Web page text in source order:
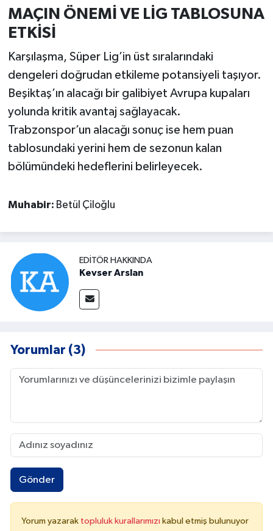
MAÇIN ÖNEMİ VE LİG TABLOSUNA
ETKİSİ
Karşılaşma, Süper Lig’in üst sıralarındaki
dengeleri doğrudan etkileme potansiyeli taşıyor.
Beşiktaş’ın alacağı bir galibiyet Avrupa kupaları
yolunda kritik avantaj sağlayacak.
Trabzonspor’un alacağı sonuç ise hem puan
tablosundaki yerini hem de sezonun kalan
bölümündeki hedeflerini belirleyecek.
Muhabir: Betül Çiloğlu
EDITÖR HAKKINDA
Kevser Arslan
Yorumlar (3)
Gönder
Yorum yazarak topluluk kurallarımızı kabul etmiş bulunuyor